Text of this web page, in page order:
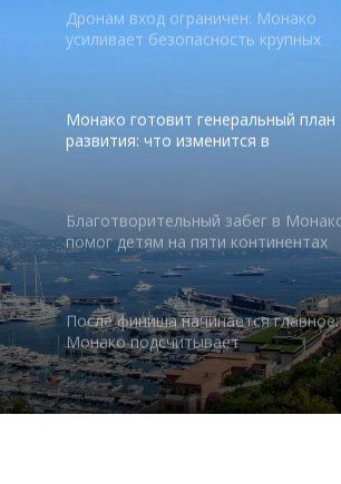
Монако готовит генеральный план
развития: что изменится в
Благотворительный забег в Монако
помог детям на пяти континентах
После финиша начинается главное:
Монако подсчитывает
экономическую ценность Гран-при
Формулы-1
Отели Монако стали главным
драйвером роста индустрии
гостеприимства